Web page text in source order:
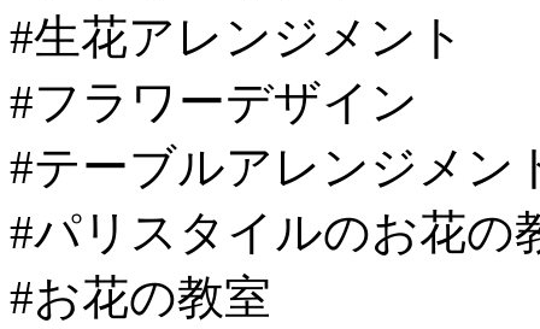
#生花アレンジメント
#フラワーデザイン
#テーブルアレンジメン
#パリスタイルのお花の
#お花の教室